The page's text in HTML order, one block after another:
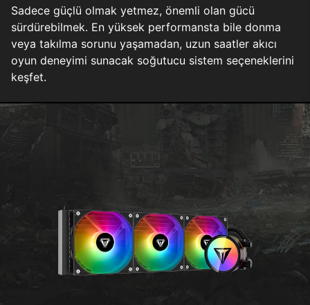
Sadece güçlü olmak yetmez, önemli olan gücü
sürdürebilmek. En yüksek performansta bile donma
veya takılma sorunu yaşamadan, uzun saatler akıcı
oyun deneyimi sunacak soğutucu sistem seçeneklerini
keşfet.